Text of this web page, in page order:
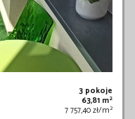
3 pokoje
63,81 m2
7 757,40 zł/m2